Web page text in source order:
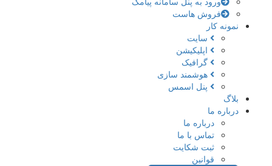
فروش هاست
نمونه کار
سایت
اپلیکیشن
گرافیک
هوشمند سازی
پنل اسمس
بلاگ
درباره ما
درباره ما
تماس با ما
ثبت شکایت
قوانین